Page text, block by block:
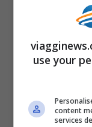
come
Spagna. Le
assai più
fretta. Sulla
coinvolge i
use your
content
services